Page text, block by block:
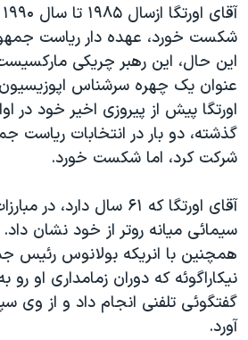
اسرائیل در جنگ
نرگس محمدی برنده جایزه نوبل صلح
همایش محافظه‌کاران آمریکا «سی‌پک»
صفحه‌های ویژه
سفر پرزیدنت ترامپ به چین
شکست خورد، عهده دار رياست
اين حال، اين رهبر چريکی
عنوان يک چهره سرشناس اپوزيسيون
اورتگا پيش از پيروزی اخير خود در
گذشته، دو بار در انتخابات رياست
شرکت کرد، اما شکست خورد.
آقای اورتگا که ۶۱ سال دارد،
سيمائی ميانه روتر از خود نشان
همچنين با انريکه بولانوس رئيس
نيکاراگوئه که دوران زمامداری او رو
گفتگوئی تلفنی انجام داد و از وی
آورد.